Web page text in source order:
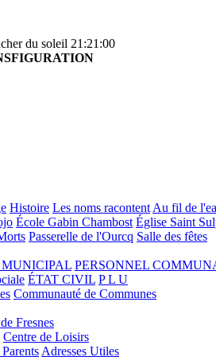
du soleil 21:21:00
Histoire Les noms racontent Au fil de
École Gabin Chambost Église Saint
Passerelle de l'Ourcq Salle des fêtes
PERSONNEL
ÉTAT CIVIL P L U
Communauté de Communes
Fresnes
Centre de Loisirs
Adresses Utiles